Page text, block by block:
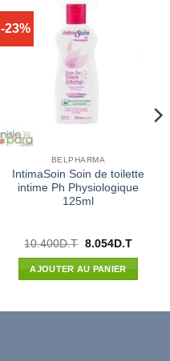
-23%
BELPHARMA
IntimaSoin Soin de toilette
intime Ph Physiologique
125ml
10.400D.T Le
initial
était :
8.054D.TLe
AJOUTER AU PANIER